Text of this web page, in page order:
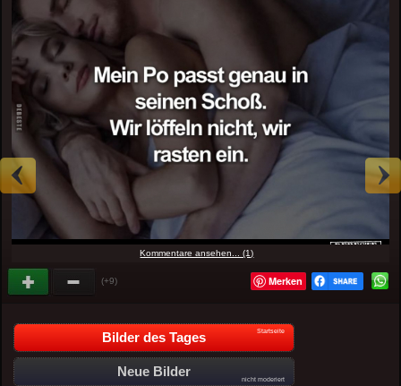
Kommentare ansehen... (1)
(+9) Merken
Bilder des Tages Startseite
Neue Bilder
nicht moderiert